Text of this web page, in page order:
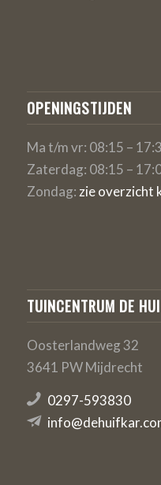
OPENINGSTIJDEN
Ma t/m vr: 08:15 –
Zaterdag: 08:15 –
Zondag: zie overzicht
TUINCENTRUM DE
Oosterlandweg 32
3641 PW Mijdrecht
0297-593830